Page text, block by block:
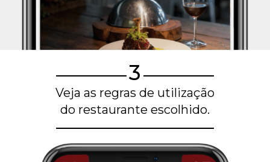
3
Veja as regras de utilização
do restaurante escolhido.